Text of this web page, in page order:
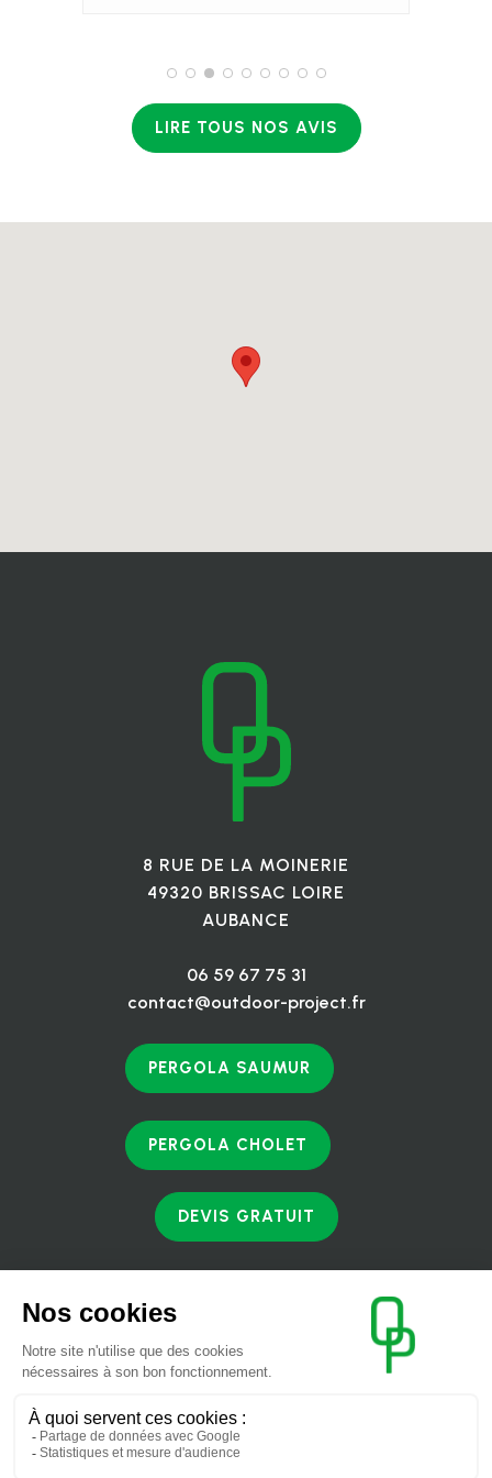
LIRE TOUS NOS AVIS
8 RUE DE LA MOINERIE
49320 BRISSAC LOIRE
AUBANCE
06 59 67 75 31
contact@outdoor-project.fr
PERGOLA SAUMUR
PERGOLA CHOLET
DEVIS GRATUIT